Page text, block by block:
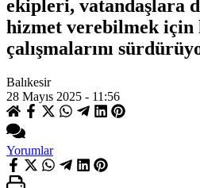
ekipleri, vatandaşlara
hizmet verebilmek için
çalışmalarını
Balıkesir
28 Mayıs 2025 - 11:56
Yorumlar